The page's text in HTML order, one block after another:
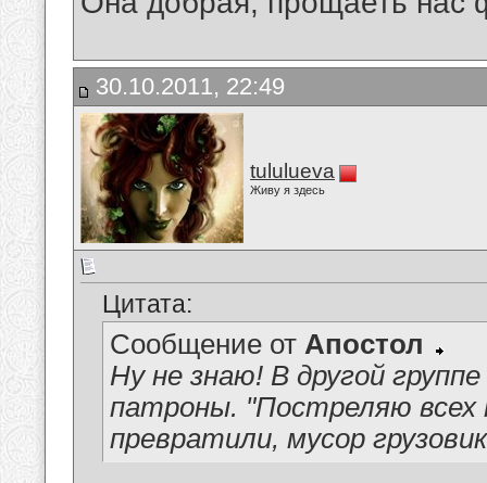
30.10.2011, 22:49
tululueva
Живу я здесь
Цитата:
Сообщение от Апостол
Ну не знаю! В другой
патроны. "Постреляю всех
превратили, мусор